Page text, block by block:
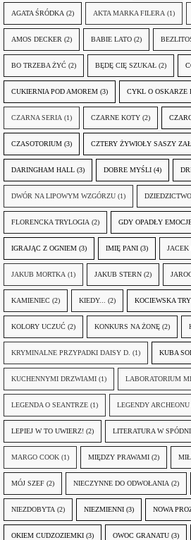
AGATA ŚRÓDKA (2) AKTA MARKA FILERA (1)
AMOS DECKER (2) BABIE LATO (2)
BO TRZEBA ŻYĆ (2) BĘDĘ CIĘ SZUKAŁ (2)
CUKIERNIA POD AMOREM (3) CYKL O OSKARZE
CZARNA SERIA (1) CZARNE KOTY (2)
CZASOTORIUM (3) CZTERY ŻYWIOŁY SASZY
DARINGHAM HALL (3) DOBRE MYŚLI (4)
DWÓR NA LIPOWYM WZGÓRZU (1)
FLORENCKA TRYLOGIA (2) GDY OPADŁY
IGRAJĄC Z OGNIEM (3) IMIĘ PANI (3) JACEK
JAKUB MORTKA (1) JAKUB STERN (2)
KAMIENIEC (2) KIEDY... (2) KOCIEWSKA
KOLORY UCZUĆ (2) KONKURS NA ŻONĘ (2)
KRYMINALNE PRZYPADKI DAISY D. (1) KUBA
KUCHENNYMI DRZWIAMI (1) LABORATORIUM
LEGENDA O SEANTRZE (1) LEGENDY ARCHEONU
LEPIEJ W TO UWIERZ! (2) LITERATURA W
MARGO COOK (1) MIĘDZY PRAWAMI (2)
MÓJ SZEF (2) NIECZYNNE DO ODWOŁANIA (2)
NIEZDOBYTA (2) NIEZMIENNI (3) NOWA
OKIEM CUDZOZIEMKI (3) OWOC GRANATU (3)